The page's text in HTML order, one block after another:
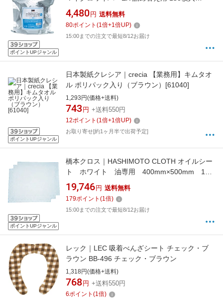
ポイントUPジャンル
MEX−150C
4,480 円 送料無料
80ポイント (1倍+1倍UP)
15:00までの注文で最短8/12お届け
ポイントUPジャンル
日本製紙クレシア｜crecia 【業務用】キムタオ
ル ポリパック入り（ブラウン）[61040]
1,293円(価格+送料)
743 円 +送料550円
12ポイント (1倍+1倍UP)
お取り寄せ[約1ヶ月半で出荷予定]
ポイントUPジャンル
橋本クロス｜HASHIMOTO CLOTH オイルシー
ト ホワイト 油専用 400mm×500mm 150
枚入 WHO4050[WHO4050]
19,746 円 送料無料
179ポイント (1倍)
15:00までの注文で最短8/12お届け
レック｜LEC 吸着べんざシート チェック・ブ
ラウン BB-496 チェック・ブラウン
1,318円(価格+送料)
768 円 +送料550円
6ポイント (1倍)